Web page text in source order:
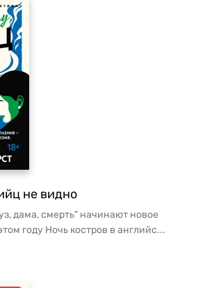
не видно
дама, смерть" начинают новое
году Ночь костров в английс...